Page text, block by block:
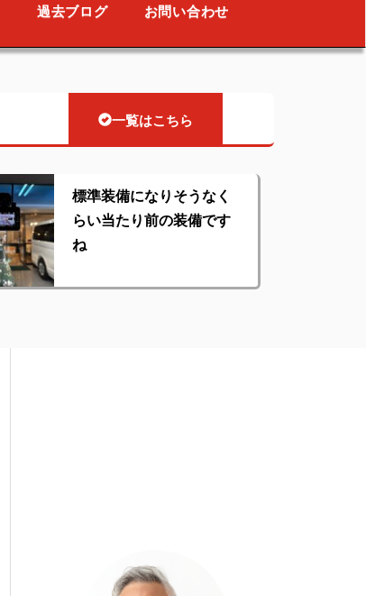
過去ブログ お問い合わせ
一覧はこちら
標準装備になりそうなく
らい当たり前の装備です
ね